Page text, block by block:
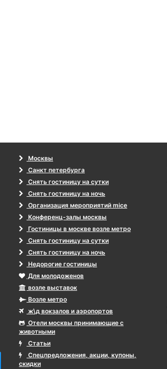
Москвы
Санкт петербурга
Снять гостиницу на сутки
Снять гостиницу на ночь
Организация мероприятий mice
Конференц-залы москвы
Гостиницы в москве возле метро
Снять гостиницу на сутки
Снять гостиницу на ночь
Недорогие гостиницы
Для молодоженов
возле выставок
Возле метро
ж\д вокзалов и аэропортов
Отели москвы принимающие с
животными
Статьи
Спецпредложения, акции, купоны,
скидки